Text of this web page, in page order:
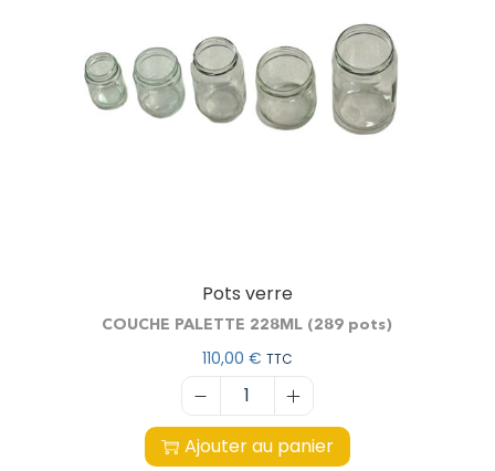
Pots verre
COUCHE PALETTE 228ML (289 pots)
110,00 € TTC
Ajouter au panier